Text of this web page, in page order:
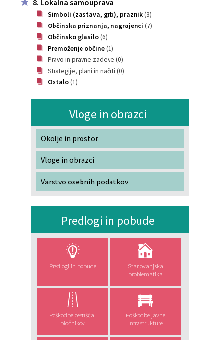
8. Lokalna samouprava
Simboli (zastava, grb), praznik(3)
Občinska priznanja, nagrajenci (7)
Občinsko glasilo(6)
Premoženje občine(1)
Pravo in pravne zadeve (0)
Strategije, plani in načrti (0)
Ostalo(1)
Vloge in obrazci
Okolje in prostor
Vloge in obrazci
Varstvo osebnih podatkov
Predlogi in pobude
Predlogi in pobude
Stanovanjska
problematika
Poškodbe cestišča,
pločnikov
Poškodbe javne
infrastrukture